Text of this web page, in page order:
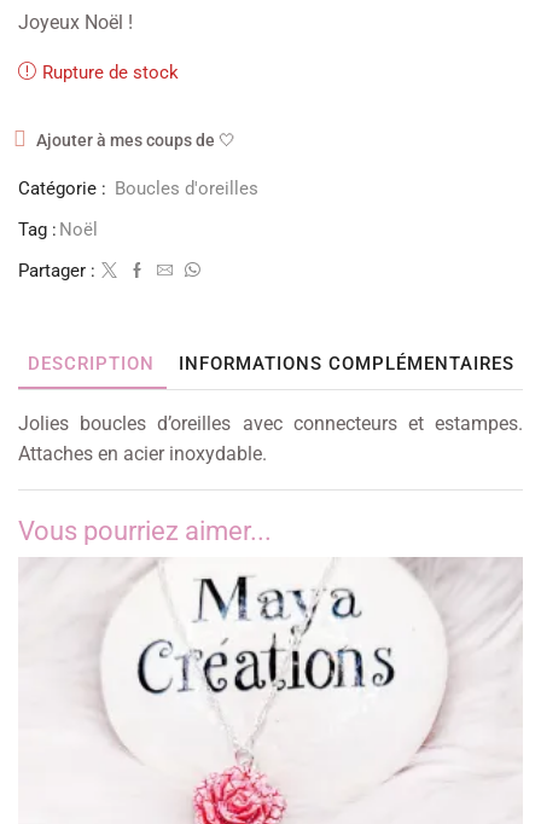
Joyeux Noël !
Rupture de stock
Ajouter à mes coups de 🤍
Catégorie : Boucles d'oreilles
Tag : Noël
Partager :
DESCRIPTION INFORMATIONS COMPLÉMENTAIRES
Jolies boucles d’oreilles avec connecteurs et estampes.
Attaches en acier inoxydable.
Vous pourriez aimer...